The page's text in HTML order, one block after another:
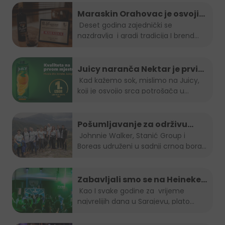
Maraskin Orahovac je osvojio
zlatnu plaketu na Spirit fest-u
2023
nazdravlja i gradi tradicija I brend...
Juicy naranča Nektar je prvi
izbor potrošača u BiH
koji je osvojio srca potrošača u
Pošumljavanje za održivu
budućnost
Boreas udruženi u sadnji crnog bora...
Zabavljali smo se na Heineken
Summer lounge-u
najvrelijih dana u Sarajevu, plato...